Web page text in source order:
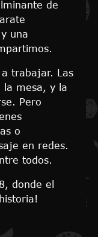
de
una
trabajar. Las
la mesa, y la
Pero
o
en redes.
todos.
donde el